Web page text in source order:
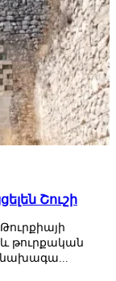
Շուշի
թուրքական
նախագա...